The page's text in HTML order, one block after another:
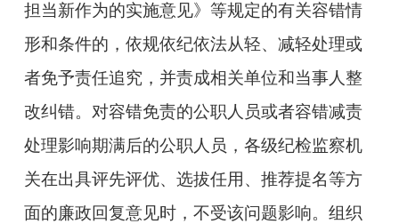
担当新作为的实施意见》等规定的有关容错情
形和条件的，依规依纪依法从轻、减轻处理或
者免予责任追究，并责成相关单位和当事人整
改纠错。对容错免责的公职人员或者容错减责
处理影响期满后的公职人员，各级纪检监察机
关在出具评先评优、选拔任用、推荐提名等方
面的廉政回复意见时，不受该问题影响。组织